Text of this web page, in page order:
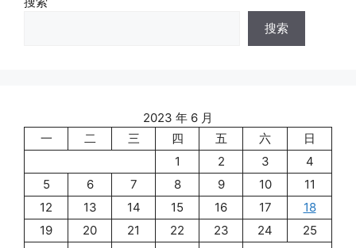
搜索
2023 年 6 月
一
二 三 四 五 六
日
1
2 3
4
5
6 7 8 9 10
11
12
13 14 15 16 17
18
19
20 21 22 23 24
25